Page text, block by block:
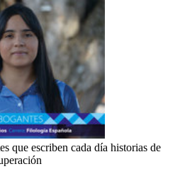
que escriben cada día historias de